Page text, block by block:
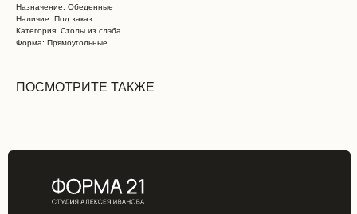
Назначение: Обеденные
Наличие: Под заказ
Категория: Столы из слэба
Форма: Прямоугольные
ПОСМОТРИТЕ ТАКЖЕ